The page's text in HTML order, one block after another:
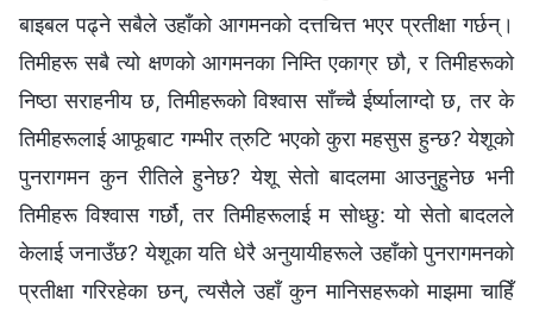
बाइबल पढ्ने सबैले उहाँको आगमनको दत्तचित्त भएर प्रतीक्षा गर्छन्।
तिमीहरू सबै त्यो क्षणको आगमनका निम्ति एकाग्र छौ, र तिमीहरूको
निष्ठा सराहनीय छ, तिमीहरूको विश्‍वास साँच्चै ईर्ष्यालाग्दो छ, तर के
तिमीहरूलाई आफूबाट गम्भीर त्रुटि भएको कुरा महसुस हुन्छ? येशूको
पुनरागमन कुन रीतिले हुनेछ? येशू सेतो बादलमा आउनुहुनेछ भनी
तिमीहरू विश्‍वास गर्छौ, तर तिमीहरूलाई म सोध्छु: यो सेतो बादलले
केलाई जनाउँछ? येशूका यति धेरै अनुयायीहरूले उहाँको पुनरागमनको
प्रतीक्षा गरिरहेका छन्, त्यसैले उहाँ कुन मानिसहरूको माझमा चाहिँ